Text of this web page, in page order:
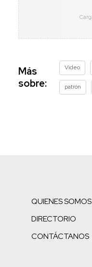
Más
sobre:
Video
patrón
QUIENES SOMOS
DIRECTORIO
CONTÁCTANOS